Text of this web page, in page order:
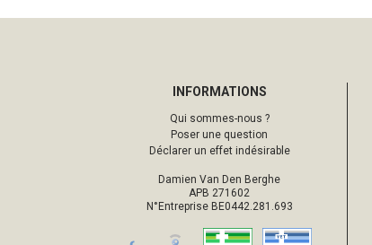
INFORMATIONS
Qui sommes-nous ?
Poser une question
Déclarer un effet indésirable
Damien Van Den Berghe
APB 271602
N°Entreprise BE0442.281.693